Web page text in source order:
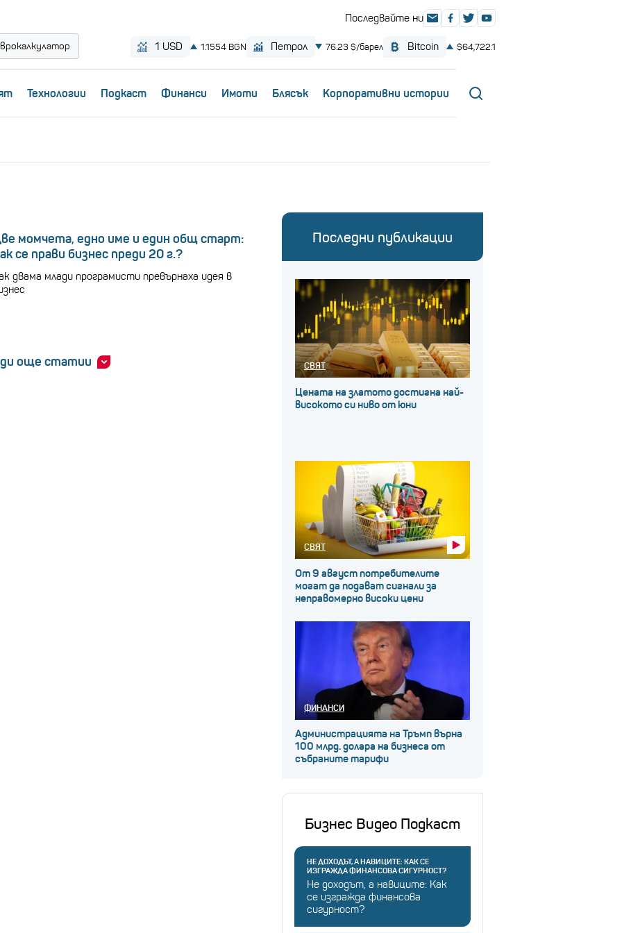
Технологии Пoдкаст Финанси Имоти Блясък Корпоративни истории
момчета, едно име и един общ старт:
се прави бизнес преди 20 г.?
двама млади програмисти превърнаха идея в
още статии
Последни публикации
СВЯТ
Цената на златото достигна най-
високото си ниво от юни
СВЯТ
От 9 август потребителите
могат да подават сигнали за
неправомерно високи цени
ФИНАНСИ
Администрацията на Тръмп върна
100 млрд. долара на бизнеса от
събраните тарифи
Бизнес Видео Подкаст
НЕ ДОХОДЪТ, А НАВИЦИТЕ: КАК СЕ
ИЗГРАЖДА ФИНАНСОВА СИГУРНОСТ?
Не доходът, а навиците: Как
се изгражда финансова
сигурност?